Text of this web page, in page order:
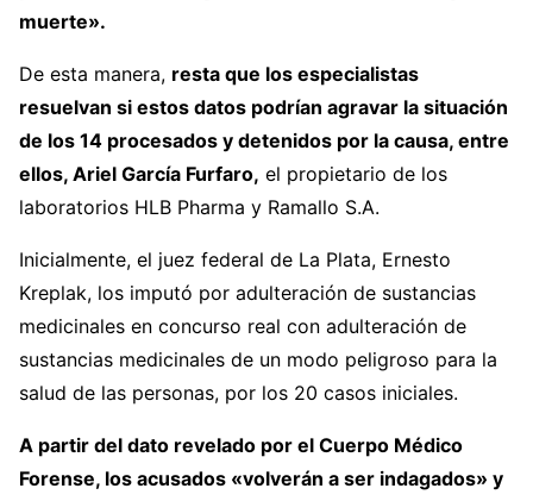
muerte».
De esta manera, resta que los especialistas
resuelvan si estos datos podrían agravar la situación
de los 14 procesados y detenidos por la causa, entre
ellos, Ariel García Furfaro, el propietario de los
laboratorios HLB Pharma y Ramallo S.A.
Inicialmente, el juez federal de La Plata, Ernesto
Kreplak, los imputó por adulteración de sustancias
medicinales en concurso real con adulteración de
sustancias medicinales de un modo peligroso para la
salud de las personas, por los 20 casos iniciales.
A partir del dato revelado por el Cuerpo Médico
Forense, los acusados «volverán a ser indagados» y